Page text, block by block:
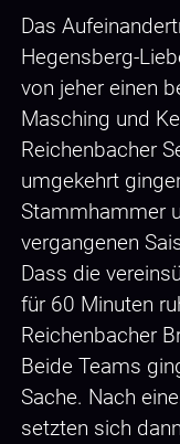
Das
Hegensberg-
von jeher einen
Masching und
Reichenbacher
umgekehrt
Stammhammer
vergangenen
Dass die
für 60 Minuten
Reichenbacher
Beide Teams
Sache. Nach
setzten sich